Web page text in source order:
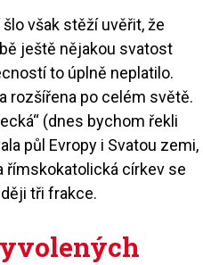
však stěží uvěřit, že
ještě nějakou svatost
to úplně neplatilo.
rozšířena po celém světě.
(dnes bychom řekli
půl Evropy i Svatou zemi,
římskokatolická církev se
tři frakce.